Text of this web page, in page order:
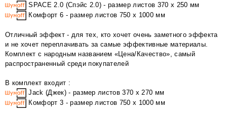
SPACE 2.0 (Спэйс 2.0) - размер листов 370 х 250 мм
Комфорт 6 - размер листов 750 х 1000 мм
Отличный эффект - для тех, кто хочет очень заметного эффекта
и не хочет переплачивать за самые эффективные материалы.
Комплект с народным названием «Цена/Качество», самый
распространенный среди покупателей
В комплект входит :
Jack (Джек) - размер листов 370 х 270 мм
Комфорт 3 - размер листов 750 х 1000 мм